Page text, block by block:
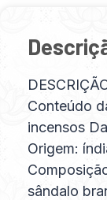
Conteúdo
incensos
Origem:
sândalo